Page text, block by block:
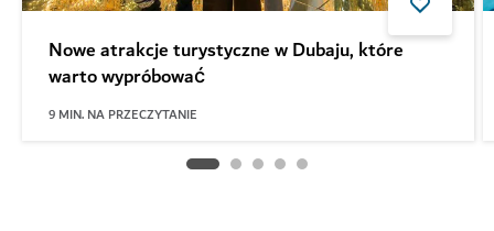
Nowe atrakcje turystyczne w Dubaju, które
warto wypróbować
9 MIN. NA PRZECZYTANIE